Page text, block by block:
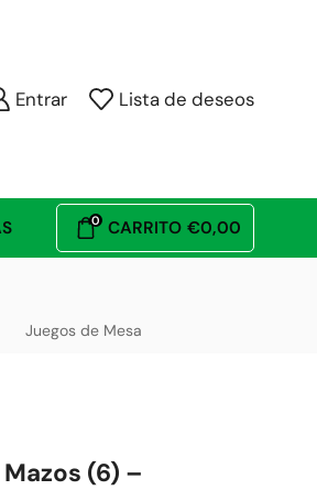
Entrar Lista de deseos
0 CARRITO €0,00
Juegos de Mesa
(6) –